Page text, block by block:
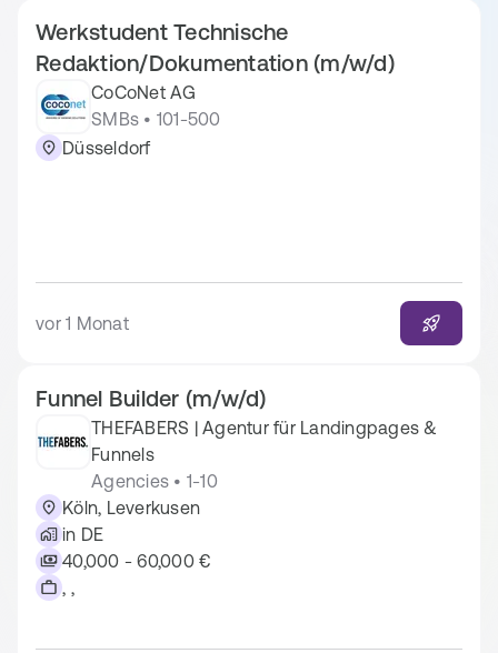
Werkstudent Technische
Redaktion/Dokumentation (m/w/d)
CoCoNet AG
SMBs • 101-500
Düsseldorf
vor 1 Monat
Funnel Builder (m/w/d)
THEFABERS | Agentur für Landingpages &
Funnels
Agencies • 1-10
Köln, Leverkusen
in DE
40,000 - 60,000 €
, ,